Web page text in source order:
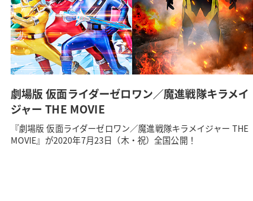
劇場版 仮面ライダーゼロワン／魔進戦隊キラメイ
ジャー THE MOVIE
『劇場版 仮面ライダーゼロワン／魔進戦隊キラメイジャー THE
MOVIE』が2020年7月23日（木・祝）全国公開！